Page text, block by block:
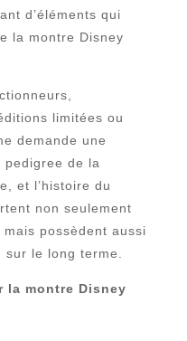
d’éléments qui
la montre Disney
limitées ou
demande une
de la
et l’histoire du
non seulement
possèdent aussi
le long terme.
la montre Disney